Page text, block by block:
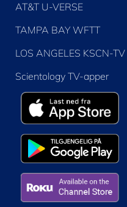
AT&T U-VERSE
TAMPA BAY WFTT
LOS ANGELES KSCN-TV
Scientology TV-apper